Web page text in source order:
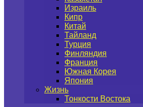
Израиль
Кипр
Китай
Тайланд
Турция
Финляндия
Франция
Южная Корея
Япония
Жизнь
Тонкости Востока